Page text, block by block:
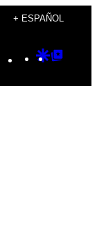
+ ESPAÑOL
Instagram
TikTok
YouTube
Google